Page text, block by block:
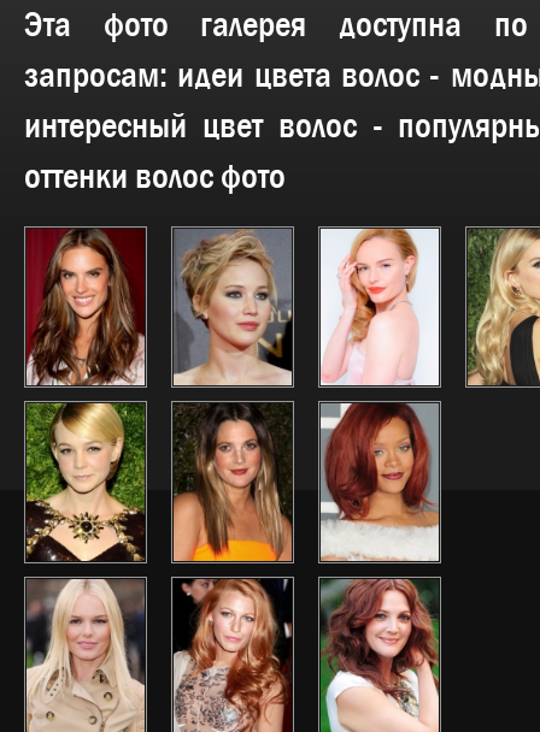
Эта фото галерея доступна
запросам: идеи цвета волос -
интересный цвет волос -
оттенки волос фото